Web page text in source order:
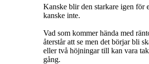
Kanske blir den starkare igen för
kanske inte.
Vad som kommer hända med
återstår att se men det börjar bli
eller två höjningar till kan vara
gång.